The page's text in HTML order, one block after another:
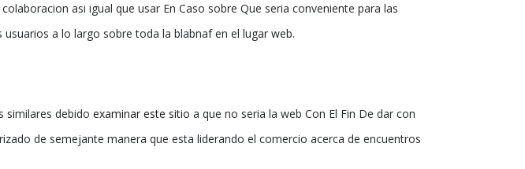
asi igual que usar En Caso sobre Que seria conveniente para las
a lo largo sobre toda la blabnaf en el lugar web.
similares debido examinar este sitio a que no seria la web Con El Fin De dar con
de semejante manera que esta liderando el comercio acerca de encuentros